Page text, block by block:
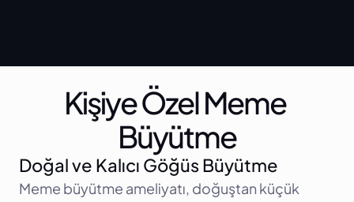
Kişiye Özel Meme
Büyütme
Doğal ve Kalıcı Göğüs Büyütme
Meme büyütme ameliyatı, doğuştan küçük